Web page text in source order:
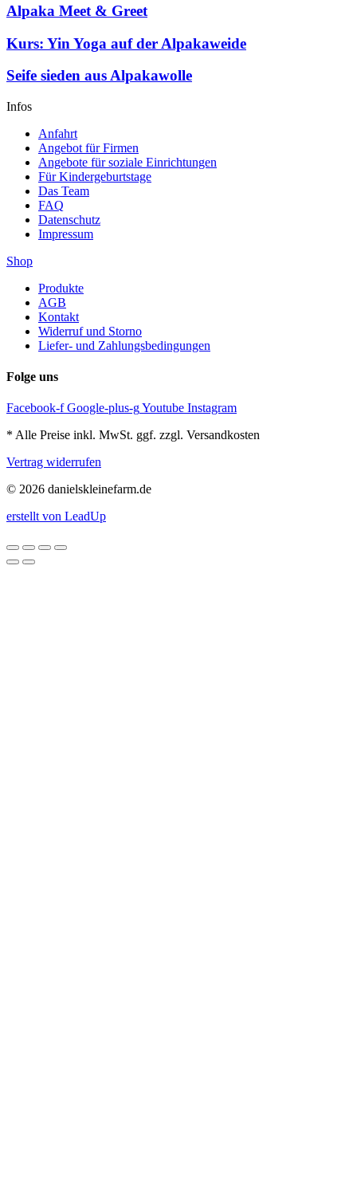
Alpaka Meet & Greet
Kurs: Yin Yoga auf der Alpakaweide
Seife sieden aus Alpakawolle
Infos
Anfahrt
Angebot für Firmen
Angebote für soziale Einrichtungen
Für Kindergeburtstage
Das Team
FAQ
Datenschutz
Impressum
Shop
Produkte
AGB
Kontakt
Widerruf und Storno
Liefer- und Zahlungsbedingungen
Folge uns
Facebook-f Google-plus-gYoutube Instagram
* Alle Preise inkl. MwSt. ggf. zzgl. Versandkosten
Vertrag widerrufen
© 2026 danielskleinefarm.de
erstellt von LeadUp